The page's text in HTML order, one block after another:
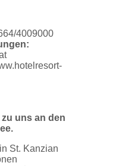
4009000
uns an den
St. Kanzian